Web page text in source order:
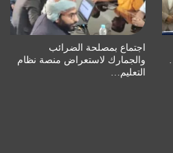
اجتماع بمصلحة الضرائب
والجمارك لاستعراض منصة نظام
التعليم…